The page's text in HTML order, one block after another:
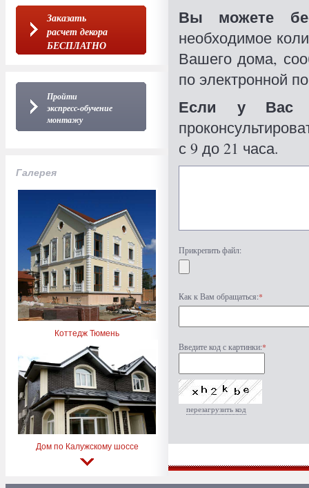
Заказать
расчет декора
БЕСПЛАТНО
Пройти
экспресс-обучение
монтажу
Галерея
Коттедж Тюмень
Дом по Калужскому шоссе
Вы можете
необходимое
Вашего дома,
по электронной
Если у Вас
с 9 до 21 часа.
Прикрепить файл:
Как к Вам обращаться:*
Введите код с картинки:*
перезагрузить код